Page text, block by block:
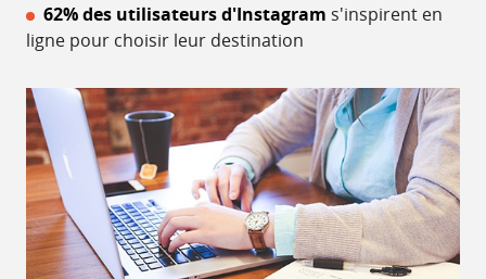
62% des utilisateurs d'Instagram s'inspirent en
ligne pour choisir leur destination